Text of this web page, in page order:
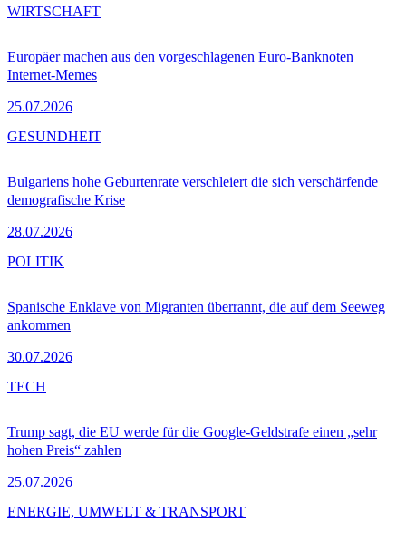
Europäer machen aus den vorgeschlagenen Euro-Banknoten
Internet-Memes
25.07.2026
WIRTSCHAFT
Bulgariens hohe Geburtenrate verschleiert die sich verschärfende
demografische Krise
28.07.2026
GESUNDHEIT
Spanische Enklave von Migranten überrannt, die auf dem Seeweg
ankommen
30.07.2026
POLITIK
Trump sagt, die EU werde für die Google-Geldstrafe einen „sehr
hohen Preis“ zahlen
25.07.2026
TECH
ENERGIE, UMWELT & TRANSPORT